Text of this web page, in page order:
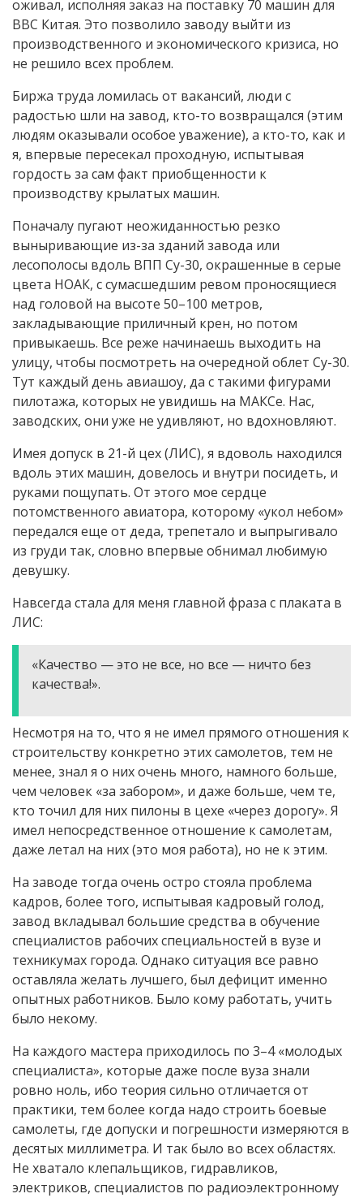
оживал, исполняя заказ на поставку 70 машин для
ВВС Китая. Это позволило заводу выйти из
производственного и экономического кризиса, но
не решило всех проблем.
Биржа труда ломилась от вакансий, люди с
радостью шли на завод, кто-то возвращался (этим
людям оказывали особое уважение), а кто-то, как и
я, впервые пересекал проходную, испытывая
гордость за сам факт приобщенности к
производству крылатых машин.
Поначалу пугают неожиданностью резко
выныривающие из-за зданий завода или
лесополосы вдоль ВПП Су-30, окрашенные в серые
цвета НОАК, с сумасшедшим ревом проносящиеся
над головой на высоте 50–100 метров,
закладывающие приличный крен, но потом
привыкаешь. Все реже начинаешь выходить на
улицу, чтобы посмотреть на очередной облет Су-30.
Тут каждый день авиашоу, да с такими фигурами
пилотажа, которых не увидишь на МАКСе. Нас,
заводских, они уже не удивляют, но вдохновляют.
Имея допуск в 21-й цех (ЛИС), я вдоволь находился
вдоль этих машин, довелось и внутри посидеть, и
руками пощупать. От этого мое сердце
потомственного авиатора, которому «укол небом»
передался еще от деда, трепетало и выпрыгивало
из груди так, словно впервые обнимал любимую
девушку.
Навсегда стала для меня главной фраза с плаката в
ЛИС:
«Качество — это не все, но все — ничто без
качества!».
Несмотря на то, что я не имел прямого отношения к
строительству конкретно этих самолетов, тем не
менее, знал я о них очень много, намного больше,
чем человек «за забором», и даже больше, чем те,
кто точил для них пилоны в цехе «через дорогу». Я
имел непосредственное отношение к самолетам,
даже летал на них (это моя работа), но не к этим.
На заводе тогда очень остро стояла проблема
кадров, более того, испытывая кадровый голод,
завод вкладывал большие средства в обучение
специалистов рабочих специальностей в вузе и
техникумах города. Однако ситуация все равно
оставляла желать лучшего, был дефицит именно
опытных работников. Было кому работать, учить
было некому.
На каждого мастера приходилось по 3–4 «молодых
специалиста», которые даже после вуза знали
ровно ноль, ибо теория сильно отличается от
практики, тем более когда надо строить боевые
самолеты, где допуски и погрешности измеряются в
десятых миллиметра. И так было во всех областях.
Не хватало клепальщиков, гидравликов,
электриков, специалистов по радиоэлектронному